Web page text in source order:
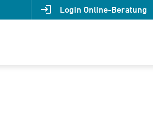
Login Online-Beratung